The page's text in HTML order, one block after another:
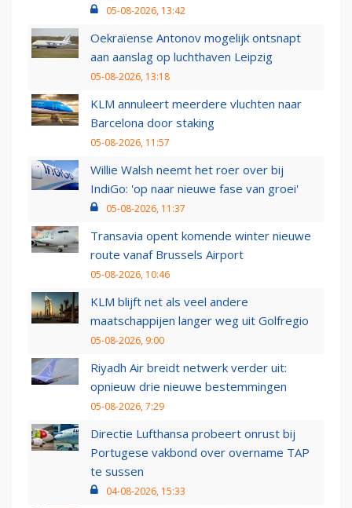
05-08-2026, 13:42
Oekraïense Antonov mogelijk ontsnapt
aan aanslag op luchthaven Leipzig
05-08-2026, 13:18
KLM annuleert meerdere vluchten naar
Barcelona door staking
05-08-2026, 11:57
Willie Walsh neemt het roer over bij
IndiGo: 'op naar nieuwe fase van groei'
05-08-2026, 11:37
Transavia opent komende winter nieuwe
route vanaf Brussels Airport
05-08-2026, 10:46
KLM blijft net als veel andere
maatschappijen langer weg uit Golfregio
05-08-2026, 9:00
Riyadh Air breidt netwerk verder uit:
opnieuw drie nieuwe bestemmingen
05-08-2026, 7:29
Directie Lufthansa probeert onrust bij
Portugese vakbond over overname TAP
te sussen
04-08-2026, 15:33